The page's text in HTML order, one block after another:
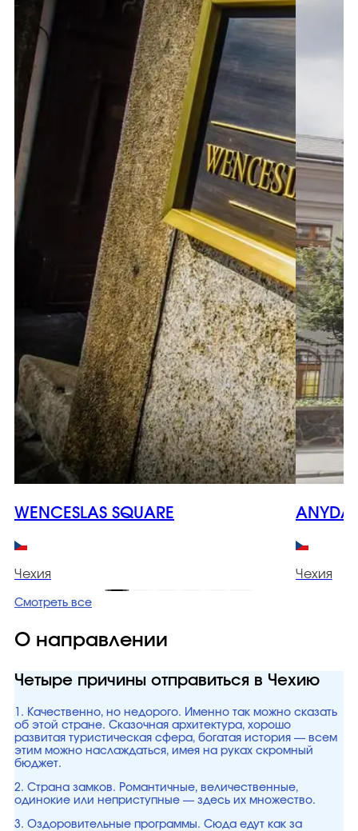
WENCESLAS SQUARE
Чехия Чехия
Смотреть все
О направлении
Четыре причины отправиться в Чехию
1. Качественно, но недорого. Именно так можно сказать
об этой стране. Сказочная архитектура, хорошо
развитая туристическая сфера, богатая история — всем
этим можно наслаждаться, имея на руках скромный
бюджет.
2. Страна замков. Романтичные, величественные,
одинокие или неприступные — здесь их множество.
3. Оздоровительные программы. Сюда едут как за